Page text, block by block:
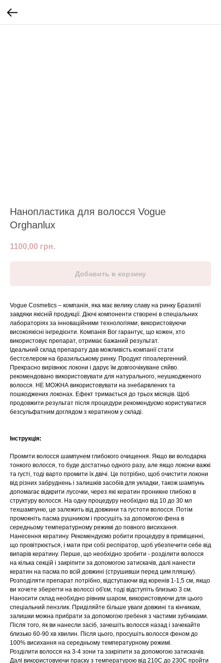
Нанопластика для волосся Vogue
Orghanlux
1100,00 грн.
Добавить в корзину
Vogue Cosmetics – компанія, яка має велику славу на ринку Бразилії
завдяки якісній продукції. Діючі компоненти створені в спеціальних
лабораторіях за інноваційними технологіями, використовуючи
високоякісні інгредієнти. Компанія Вог гарантує, що кожен, хто
використовує препарат, отримає бажаний результат.
Ідеальний склад препарату дав можливість компанії стати
бестселером на бразильському ринку. Продукт гіпоалергенний.
Прекрасно вирівнює локони і дарує їм довгоочікуване сяйво.
рекомендовано використовувати для натурального, неушкодженого
волосся. НЕ МОЖНА використовувати на знебарвлених та
пошкоджених локонах. Ефект тримається до трьох місяців. Щоб
продовжити результат після процедури рекомендуємо користуватися
безсульфатним доглядом з кератином у складі.
Інструкція:
Промити волосся шампунем глибокого очищення. Якщо ви володарка
тонкого волосся, то буде достатньо одного разу, але якщо локони важкі
та густі, тоді варто промити їх двічі. Це потрібно, щоб очистити локони
від різних забруднень і залишків засобів для укладки, також шампунь
допомагає відкрити лусочки, через які кератин проникне глибоко в
структуру волосся. На одну процедуру необхідно від 10 до 30 мл
техшампуню, це залежить від довжини та густоти волосся. Потім
промокніть пасма рушником і просушіть за допомогою фена в
середньому температурному режимі до повного висихання.
Нанесення кератину. Рекомендуємо робити процедуру в приміщенні,
що провітрюється, і мати при собі респіратор, щоб убезпечити себе від
випарів кератину. Перше, що необхідно зробити - розділити волосся
на кілька секцій і закріпити за допомогою затискачів, далі нанести
кератин на пасма по всій довжині (струшивши перед цим пляшку).
Розподіляти препарат потрібно, відступаючи від коренів 1-1,5 см, якщо
ви хочете зберегти на волоссі об'єм, тоді відступіть близько 3 см.
Наносити склад необхідно рівним шаром, використовуючи для цього
спеціальний пензлик. Приділяйте більше уваги довжині та кінчикам,
залишки можна прибрати за допомогою гребеня з частими зубчиками.
Після того, як ви нанесли засіб, зачешіть волосся назад і зачекайте
близько 60-90 хв хвилин. Після цього, просушіть волосся феном до
100% висихання на середньому температурному режимі.
Розділити волосся на 3-4 зони та закріпити за допомогою затискачів.
Далі використовуючи праску з температурою від 210С до 230С пройти